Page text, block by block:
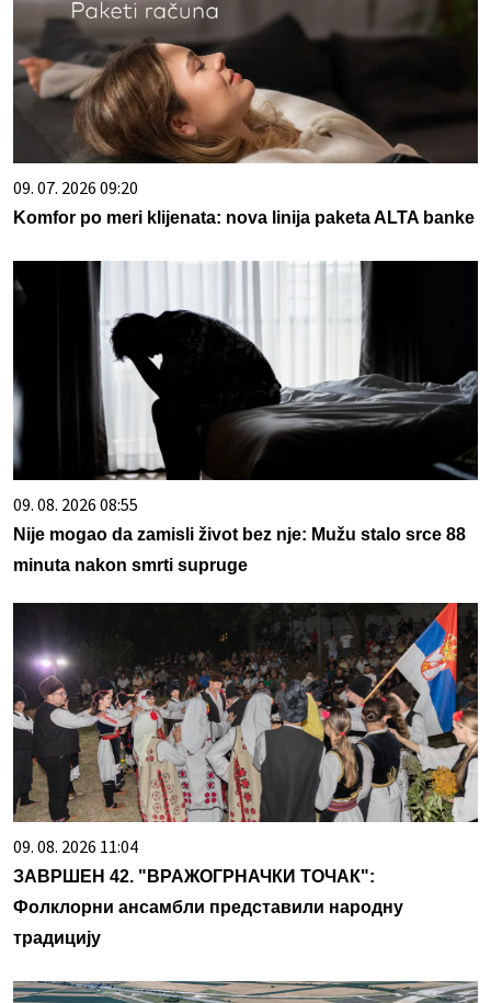
09. 07. 2026 09:20
Komfor po meri klijenata: nova linija paketa ALTA banke
09. 08. 2026 08:55
Nije mogao da zamisli život bez nje: Mužu stalo srce 88
minuta nakon smrti supruge
09. 08. 2026 11:04
ЗАВРШЕН 42. "ВРАЖОГРНАЧКИ ТОЧАК":
Фолклорни ансамбли представили народну
традицију